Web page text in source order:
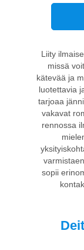
Liity
missä
kätevää ja
luotettavia
tarjoaa
vakavat
rennossa
sopii